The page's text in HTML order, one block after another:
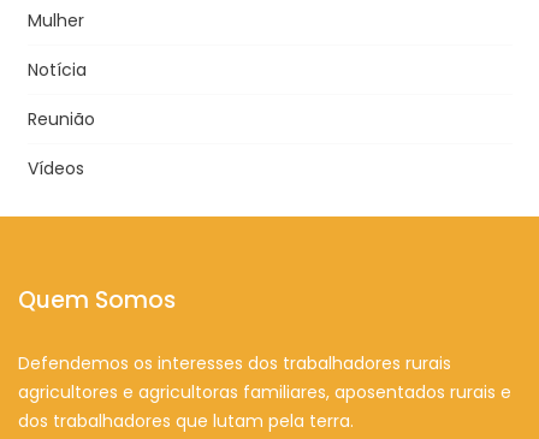
Mulher
Notícia
Reunião
Vídeos
Quem Somos
Defendemos os interesses dos trabalhadores rurais
agricultores e agricultoras familiares, aposentados rurais e
dos trabalhadores que lutam pela terra.